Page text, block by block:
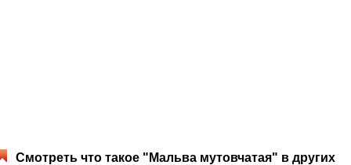
Смотреть что такое "Мальва мутовчатая" в других